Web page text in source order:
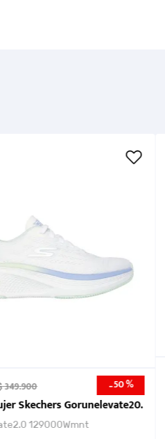
2026
349.900 -50 %
Skechers Gorunelevate20.
129000Wmnt